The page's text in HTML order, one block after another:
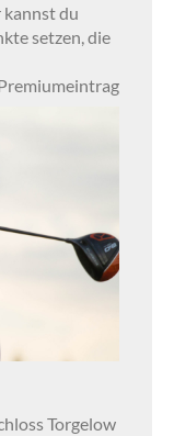
du
setzen, die
Torgelow